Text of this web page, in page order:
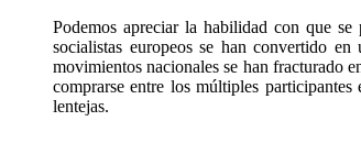
Podemos apreciar la habilidad con que
socialistas europeos se han convertido
movimientos nacionales se han fracturado
comprarse entre los múltiples
lentejas.